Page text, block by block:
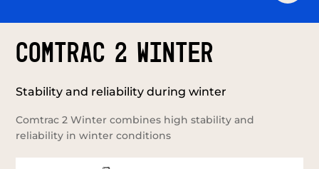
COMTRAC 2 WINTER
Stability and reliability during winter
Comtrac 2 Winter combines high stability and
reliability in winter conditions